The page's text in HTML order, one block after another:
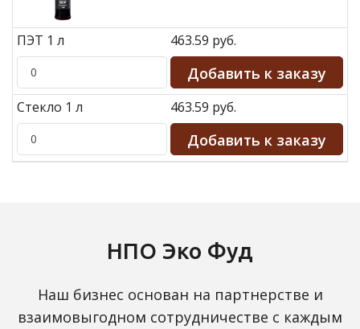
ПЭТ 1 л 463.59 руб.
Стекло 1 л 463.59 руб.
НПО Эко Фуд
Наш бизнес основан на партнерстве и
взаимовыгодном сотрудничестве с каждым